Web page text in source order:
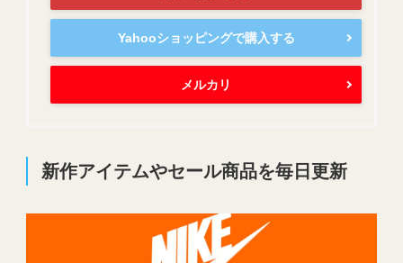
Yahooショッピングで購入する
メルカリ
新作アイテムやセール商品を毎日更新